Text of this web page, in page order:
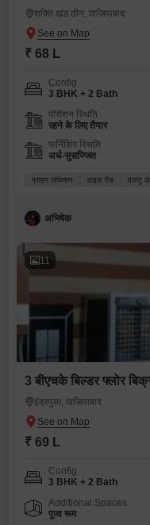
शक्ति खंड तीन, ग़ाज़ियाबाद
₹ 68 L
Config
3 BHK + 2 Bath
पॉसेशन स्थिति
रहने के लिए तैयार
फर्निशिंग स्थिति
अर्ध-सुसज्जित
प्राइम लोकेशन वाइड रोड वास्तु
अभिषेक
11
3 बीएचके बिल्डर फ्लोर
इंद्रपुरम, ग़ाज़ियाबाद
₹ 69 L
Config
3 BHK + 2 Bath
Additional Spaces
पूजा रूम